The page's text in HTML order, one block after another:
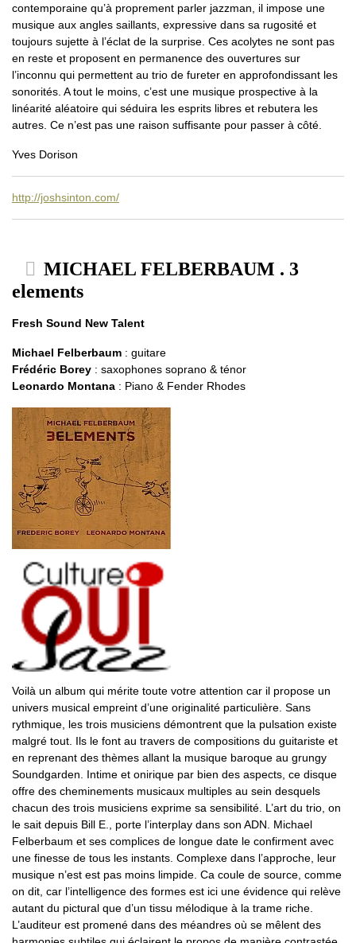
contemporaine qu’à proprement parler jazzman, il impose une
musique aux angles saillants, expressive dans sa rugosité et
toujours sujette à l’éclat de la surprise. Ces acolytes ne sont pas
en reste et proposent en permanence des ouvertures sur
l’inconnu qui permettent au trio de fureter en approfondissant les
sonorités. A tout le moins, c’est une musique prospective à la
linéarité aléatoire qui séduira les esprits libres et rebutera les
autres. Ce n’est pas une raison suffisante pour passer à côté.
Yves Dorison
http://joshsinton.com/
MICHAEL FELBERBAUM . 3
elements
Fresh Sound New Talent
Michael Felberbaum : guitare
Frédéric Borey : saxophones soprano & ténor
Leonardo Montana : Piano & Fender Rhodes
Voilà un album qui mérite toute votre attention car il propose un
univers musical empreint d’une originalité particulière. Sans
rythmique, les trois musiciens démontrent que la pulsation existe
malgré tout. Ils le font au travers de compositions du guitariste et
en reprenant des thèmes allant la musique baroque au grungy
Soundgarden. Intime et onirique par bien des aspects, ce disque
offre des cheminements musicaux multiples au sein desquels
chacun des trois musiciens exprime sa sensibilité. L’art du trio, on
le sait depuis Bill E., porte l’interplay dans son ADN. Michael
Felberbaum et ses complices de longue date le confirment avec
une finesse de tous les instants. Complexe dans l’approche, leur
musique n’est est pas moins limpide. Ca coule de source, comme
on dit, car l’intelligence des formes est ici une évidence qui relève
autant du pictural que d’un tissu mélodique à la trame riche.
L’auditeur est promené dans des méandres où se mêlent des